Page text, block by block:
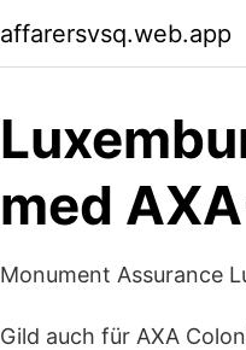
affarersvsq.web.app
med
Monument Assurance
Gild auch für AXA